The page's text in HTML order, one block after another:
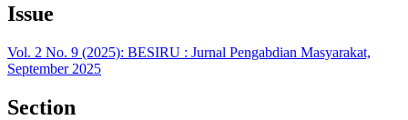
Issue
Vol. 2 No. 9 (2025): BESIRU : Jurnal Pengabdian Masyarakat,
September 2025
Section